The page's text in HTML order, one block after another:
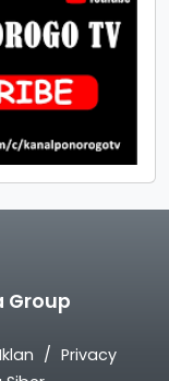
Group
Privacy